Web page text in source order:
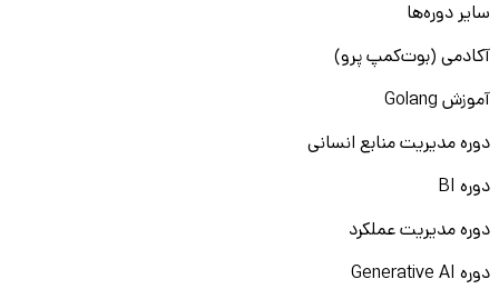
سایر دوره‌ها
آکادمی (بوت‌کمپ پرو)
آموزش Golang
دوره مدیریت منابع انسانی
دوره BI
دوره مدیریت عملکرد
دوره Generative AI